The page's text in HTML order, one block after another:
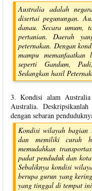
Australia adalah
disertai pegunungan.
danau. Secara umum,
pertanian. Daerah
peternakan. Dengan
mampu
seperti Gandum,
Sedangkan hasil
3. Kondisi alam Australia
Australia.
dengan sebaran
Kondisi wilayah bagian
dan memiliki curah
memudahkan
padat penduduk dan
Sebaliknya kondisi
berupa gurun yang
yang tinggal di tempat